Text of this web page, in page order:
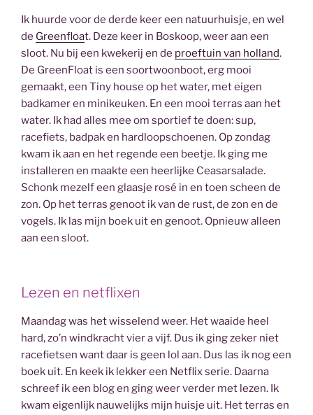
Ik huurde voor de derde keer een natuurhuisje, en wel
de Greenfloat. Deze keer in Boskoop, weer aan een
sloot. Nu bij een kwekerij en de proeftuin van holland.
De GreenFloat is een soortwoonboot, erg mooi
gemaakt, een Tiny house op het water, met eigen
badkamer en minikeuken. En een mooi terras aan het
water. Ik had alles mee om sportief te doen: sup,
racefiets, badpak en hardloopschoenen. Op zondag
kwam ik aan en het regende een beetje. Ik ging me
installeren en maakte een heerlijke Ceasarsalade.
Schonk mezelf een glaasje rosé in en toen scheen de
zon. Op het terras genoot ik van de rust, de zon en de
vogels. Ik las mijn boek uit en genoot. Opnieuw alleen
aan een sloot.
Lezen en netflixen
Maandag was het wisselend weer. Het waaide heel
hard, zo’n windkracht vier a vijf. Dus ik ging zeker niet
racefietsen want daar is geen lol aan. Dus las ik nog een
boek uit. En keek ik lekker een Netflix serie. Daarna
schreef ik een blog en ging weer verder met lezen. Ik
kwam eigenlijk nauwelijks mijn huisje uit. Het terras en